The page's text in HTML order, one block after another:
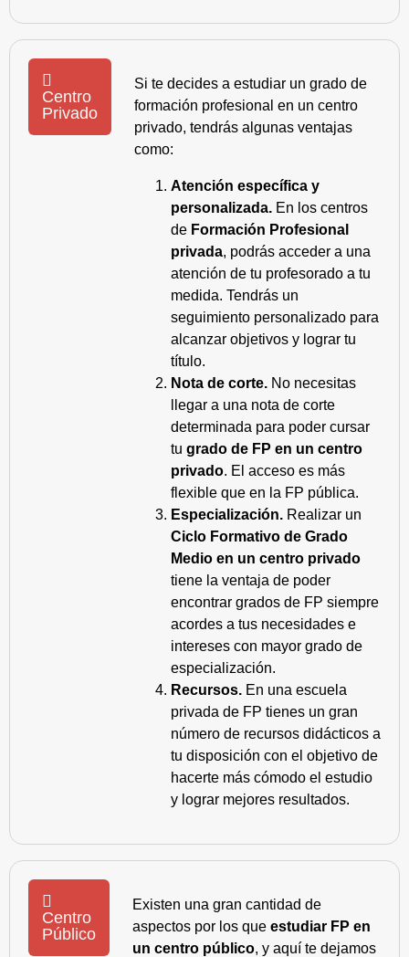
Centro
Privado
Si te decides a estudiar un grado de
formación profesional en un centro
privado, tendrás algunas ventajas
como:
Atención específica y
personalizada. En los centros
de Formación Profesional
privada, podrás acceder a una
atención de tu profesorado a tu
medida. Tendrás un
seguimiento personalizado para
alcanzar objetivos y lograr tu
título.
Nota de corte. No necesitas
llegar a una nota de corte
determinada para poder cursar
tu grado de FP en un centro
privado. El acceso es más
flexible que en la FP pública.
Especialización. Realizar un
Ciclo Formativo de Grado
Medio en un centro privado
tiene la ventaja de poder
encontrar grados de FP siempre
acordes a tus necesidades e
intereses con mayor grado de
especialización.
Recursos. En una escuela
privada de FP tienes un gran
número de recursos didácticos a
tu disposición con el objetivo de
hacerte más cómodo el estudio
y lograr mejores resultados.
Centro
Público
Existen una gran cantidad de
aspectos por los que estudiar FP en
un centro público, y aquí te dejamos